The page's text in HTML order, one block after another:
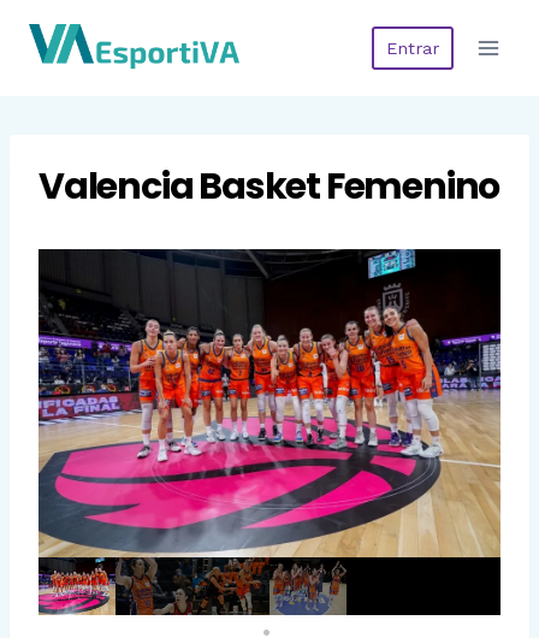
Entrar
Valencia Basket Femenino